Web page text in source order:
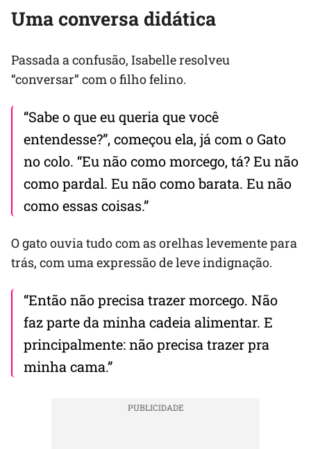
Uma conversa didática
Passada a confusão, Isabelle resolveu
“conversar” com o filho felino.
“Sabe o que eu queria que você
entendesse?”, começou ela, já com o Gato
no colo. “Eu não como morcego, tá? Eu não
como pardal. Eu não como barata. Eu não
como essas coisas.”
O gato ouvia tudo com as orelhas levemente para
trás, com uma expressão de leve indignação.
“Então não precisa trazer morcego. Não
faz parte da minha cadeia alimentar. E
principalmente: não precisa trazer pra
minha cama.”